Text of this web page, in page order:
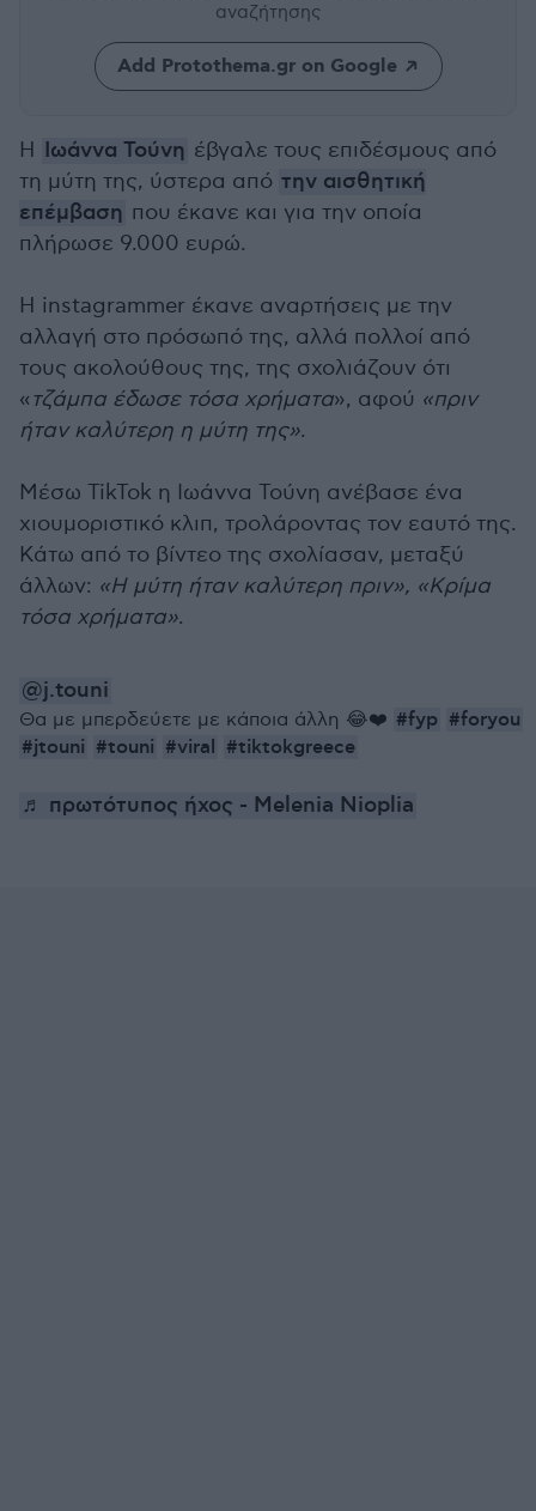
αναζήτησης
Add Protothema.gr on Google
Η Ιωάννα Τούνη έβγαλε τους επιδέσμους από
τη μύτη της, ύστερα από την αισθητική
επέμβαση που έκανε και για την οποία
πλήρωσε 9.000 ευρώ.
Η instagrammer έκανε αναρτήσεις με την
αλλαγή στο πρόσωπό της, αλλά πολλοί από
τους ακολούθους της, της σχολιάζουν ότι
« τζάμπα έδωσε τόσα χρήματα», αφού «πριν
ήταν καλύτερη η μύτη της».
Μέσω TikTok η Ιωάννα Τούνη ανέβασε ένα
χιουμοριστικό κλιπ, τρολάροντας τον εαυτό της.
Κάτω από το βίντεο της σχολίασαν, μεταξύ
άλλων: «Η μύτη ήταν καλύτερη πριν», «Κρίμα
τόσα χρήματα».
@j.touni
Θα με μπερδεύετε με κάποια άλλη 😂❤️ #fyp #foryou
#jtouni #touni #viral #tiktokgreece
♬ πρωτότυπος ήχος - Melenia Nioplia